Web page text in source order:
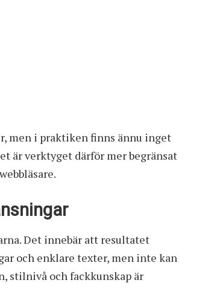
men i praktiken finns ännu inget
är verktyget därför mer begränsat
Det innebär att resultatet
och enklare texter, men inte kan
stilnivå och fackkunskap är